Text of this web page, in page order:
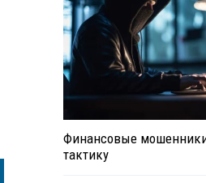
Финансовые
тактику